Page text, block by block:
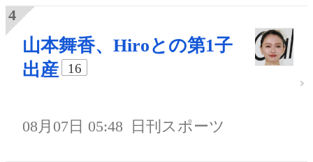
山本舞香、Hiroとの第1子
出産
16
08月07日 05:48 日刊スポーツ